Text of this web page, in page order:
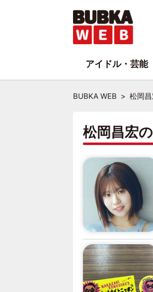
BUBKA WEB 松岡
松岡昌宏
アイドル・芸能